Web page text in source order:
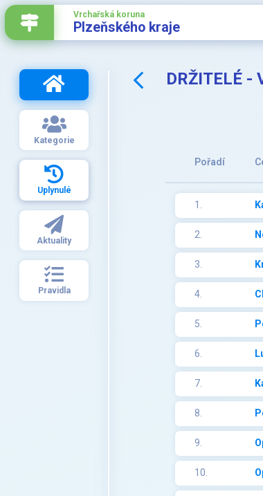
Vrchařská koruna
Plzeňského kraje
Kategorie
Uplynulé
Aktuality
Pravidla
DRŽITELÉ -
Pořadí
1.
2.
3.
4.
5.
6.
7.
8.
9.
10.